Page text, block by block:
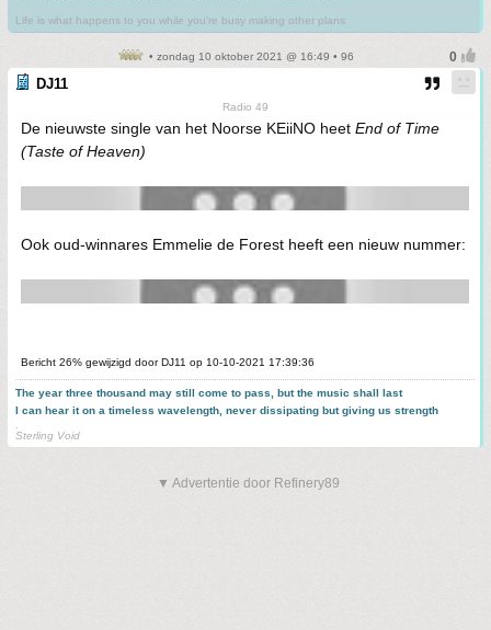
Life is what happens to you while you're busy making other plans
• zondag 10 oktober 2021 @ 16:49 • 96
DJ11
Radio 49
De nieuwste single van het Noorse KEiiNO heet End of Time
(Taste of Heaven)
Ook oud-winnares Emmelie de Forest heeft een nieuw nummer:
Bericht 26% gewijzigd door DJ11 op 10-10-2021 17:39:36
The year three thousand may still come to pass, but the music shall last
I can hear it on a timeless wavelength, never dissipating but giving us strength
Sterling Void
▼ Advertentie door Refinery89